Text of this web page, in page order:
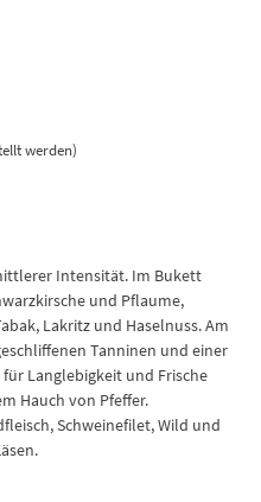
werden)
Intensität. Im Bukett
und Pflaume,
Lakritz und Haselnuss. Am
Tanninen und einer
Langlebigkeit und Frische
Hauch von Pfeffer.
Schweinefilet, Wild und